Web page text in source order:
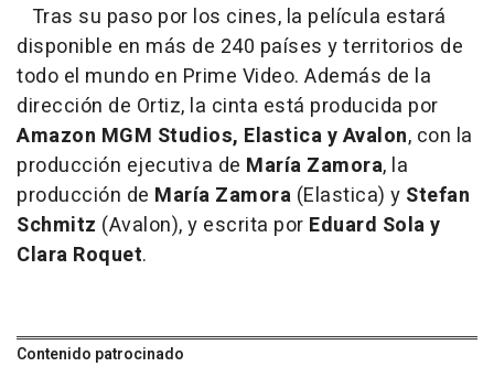
Tras su paso por los cines, la película estará
disponible en más de 240 países y territorios de
todo el mundo en Prime Video. Además de la
dirección de Ortiz, la cinta está producida por
Amazon MGM Studios, Elastica y Avalon, con la
producción ejecutiva de María Zamora, la
producción de María Zamora (Elastica) y Stefan
Schmitz (Avalon), y escrita por Eduard Sola y
Clara Roquet.
Contenido patrocinado